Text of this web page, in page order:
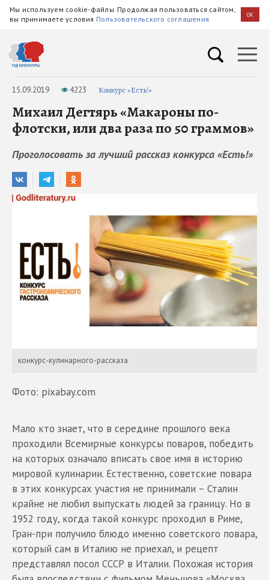
Мы используем cookie-файлы. Продолжая пользоваться сайтом,
вы принимаете условия Пользовательского соглашения OK
15.09.2019 4223 Конкурс «Есть!»
Михаил Дегтярь «Макароны по-
флотски, или два раза по 50 граммов»
Проголосовать за лучший рассказ конкурса «Есть!»
конкурс-кулинарного-рассказа
Фото: pixabay.com
Мало кто знает, что в середине прошлого века
проходили Всемирные конкурсы поваров, победить
на которых означало вписать свое имя в историю
мировой кулинарии. Естественно, советские повара
в этих конкурсах участия не принимали – Сталин
крайне не любил выпускать людей за границу. Но в
1952 году, когда такой конкурс проходил в Риме,
Гран-при получило блюдо именно советского повара,
который сам в Италию не приехал, и рецепт
представлял посол СССР в Италии. Похожая история